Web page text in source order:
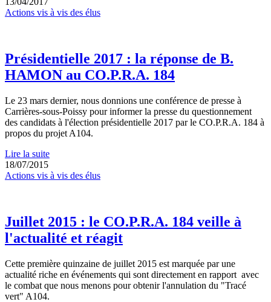
Actions vis à vis des élus
Présidentielle 2017 : la réponse de B.
HAMON au CO.P.R.A. 184
Le 23 mars dernier, nous donnions une conférence de presse à
Carrières-sous-Poissy pour informer la presse du questionnement
des candidats à l'élection présidentielle 2017 par le CO.P.R.A. 184 à
propos du projet A104.
Lire la suite
18/07/2015
Actions vis à vis des élus
Juillet 2015 : le CO.P.R.A. 184 veille à
l'actualité et réagit
Cette première quinzaine de juillet 2015 est marquée par une
actualité riche en événements qui sont directement en rapport avec
le combat que nous menons pour obtenir l'annulation du "Tracé
vert" A104.